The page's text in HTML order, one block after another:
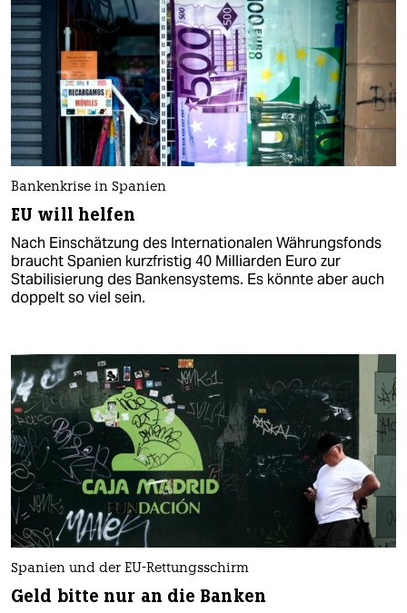
Bankenkrise in Spanien
EU will helfen
Nach Einschätzung des Internationalen Währungsfonds
braucht Spanien kurzfristig 40 Milliarden Euro zur
Stabilisierung des Bankensystems. Es könnte aber auch
doppelt so viel sein.
Spanien und der EU-Rettungsschirm
Geld bitte nur an die Banken